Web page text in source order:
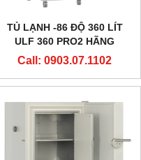
TỦ LẠNH -86 ĐỘ 360 LÍT
ULF 360 PRO2 HÃNG
EVERMED - Ý
Call: 0903.07.1102